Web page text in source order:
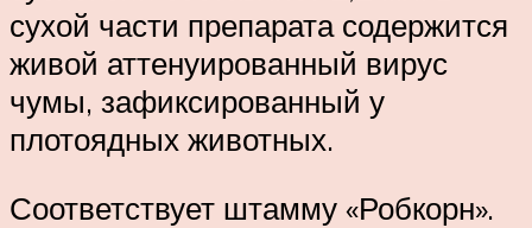
сухой части препарата содержится
живой аттенуированный вирус
чумы, зафиксированный у
плотоядных животных.
Соответствует штамму «Робкорн».